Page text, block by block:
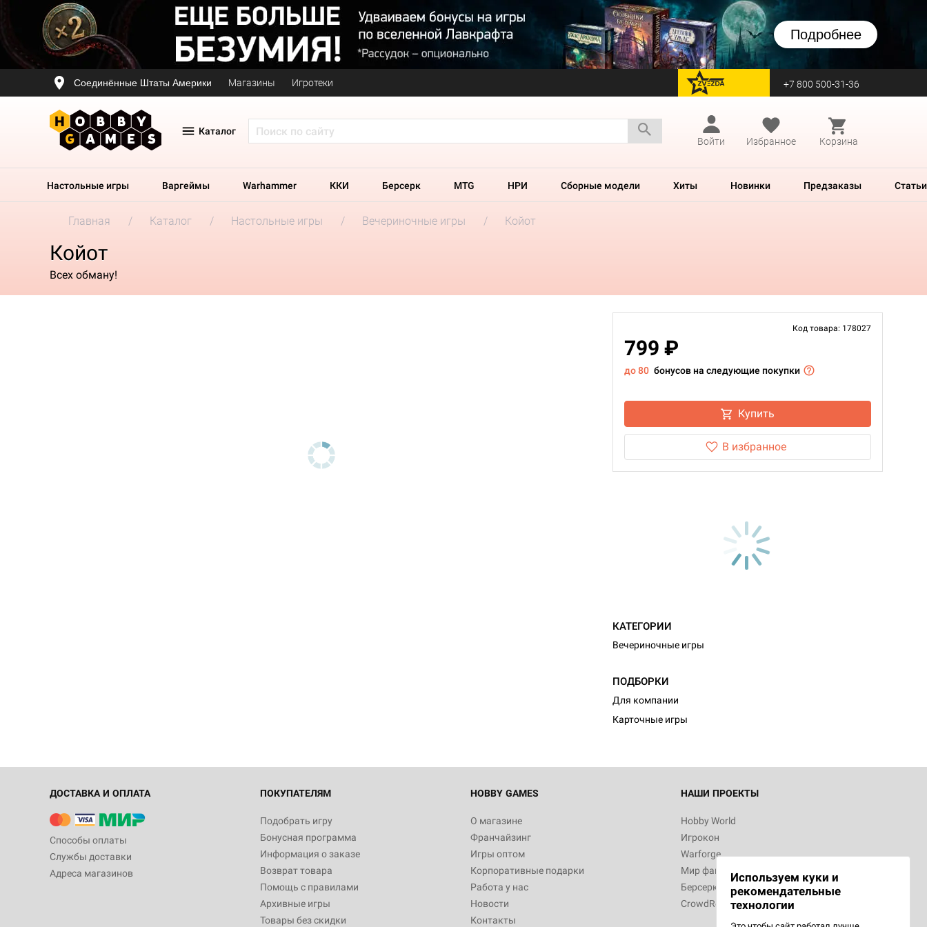
Подробнее
Соединённые Штаты Америки Магазины Игротеки перейти на Zvezda +7 800 500-31-36
Каталог
Войти
Избранное Корзина
Настольные игры Варгеймы Warhammer ККИ Берсерк MTG НРИ Сборные модели Хиты Новинки Предзаказы Статьи
Главная Каталог Настольные игры Вечериночные игры Койот
Койот
Всех обману!
Код товара: 178027
799 ₽
до 80 бонусов на следующие покупки
Купить
В избранное
КАТЕГОРИИ
Вечериночные игры
ПОДБОРКИ
Для компании
Карточные игры
ДОСТАВКА И ОПЛАТА
Способы оплаты
Службы доставки
Адреса магазинов
ПОКУПАТЕЛЯМ
Подобрать игру
Бонусная программа
Информация о заказе
Возврат товара
Помощь с правилами
Архивные игры
Товары без скидки
HOBBY GAMES
О магазине
Франчайзинг
Игры оптом
Корпоративные подарки
Работа у нас
Новости
Контакты
НАШИ ПРОЕКТЫ
Hobby World
Игрокон
Warforge
Мир фантастики
Берсерк
CrowdRepublic
Используем куки и
рекомендательные
технологии